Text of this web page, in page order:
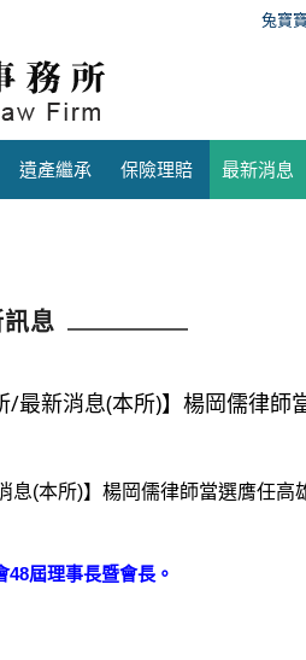
兔寶
遺產繼承 保險理賠 最新消息
息
最新消息(本所)】楊岡儒律師
息(本所)】楊岡儒律師當選膺任高
屆理事長暨會長。